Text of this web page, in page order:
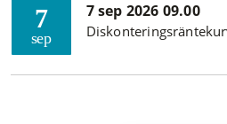
7
sep
7 sep 2026 09.00